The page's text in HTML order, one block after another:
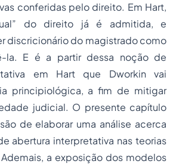
conferidas pelo direito. Em Hart,
do direito já é admitida, e
discricionário do magistrado como
la. E é a partir dessa noção de
em Hart que Dworkin vai
principiológica, a fim de mitigar
judicial. O presente capítulo
de elaborar uma análise acerca
abertura interpretativa nas teorias
a exposição dos modelos